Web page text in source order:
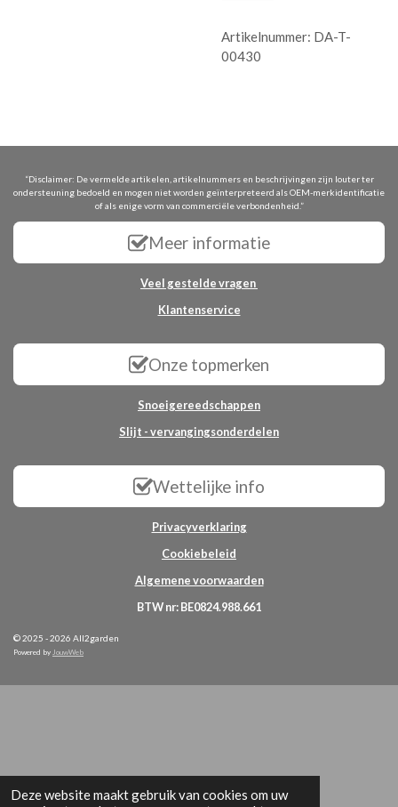
Deze website maakt gebruik van cookies om uw
Artikelnummer: DA-T-
00430
“Disclaimer: De vermelde artikelen, artikelnummers en beschrijvingen zijn louter ter
ondersteuning bedoeld en mogen niet worden geïnterpreteerd als OEM-merkidentificatie
of als enige vorm van commerciële verbondenheid.”
Meer informatie
Veel gestelde vragen
Klantenservice
Onze topmerken
Snoeigereedschappen
Slijt - vervangingsonderdelen
Wettelijke info
Privacyverklaring
Cookiebeleid
Algemene voorwaarden
BTW nr: BE0824.988.661
© 2025 - 2026 All2garden
Powered by JouwWeb